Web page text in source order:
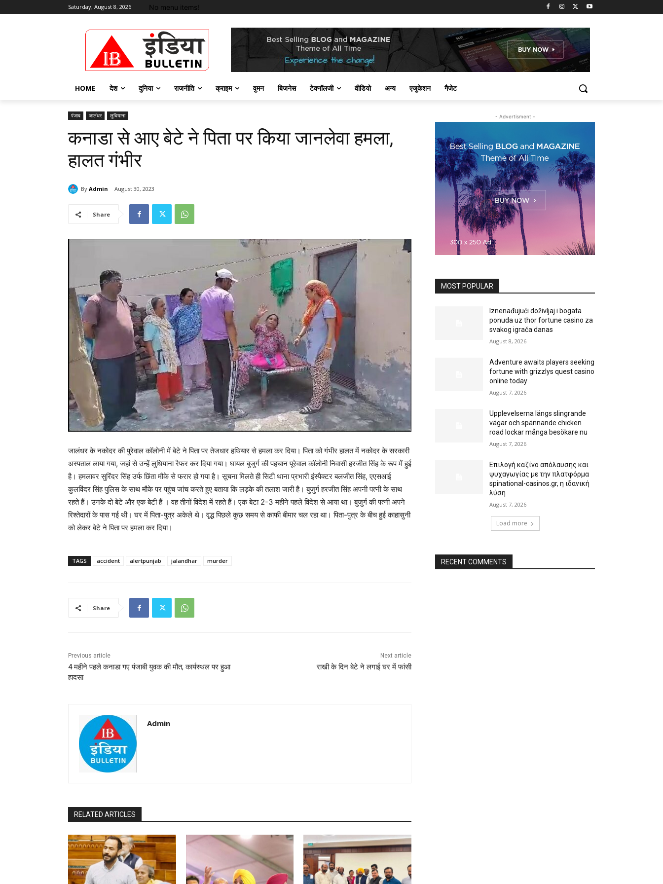
Saturday, August 8, 2026 No menu items!
HOME देश दुनिया राजनीति क्राइम वुमन बिजनेस टेक्नॉलजी वीडियो अन्य एजुकेशन गैजेट
पंजाब जालंधर लुधियाना
कनाडा से आए बेटे ने पिता पर किया जानलेवा हमला,
हालत गंभीर
By Admin August 30, 2023
Share
जालंधर के नकोदर की पुरेवाल कॉलोनी में बेटे ने पिता पर तेजधार हथियार से हमला कर दिया। पिता को गंभीर हालत में नकोदर के सरकारी
अस्पताल लाया गया, जहां से उन्हें लुधियाना रैफर कर दिया गया। घायल बुजुर्ग की पहचान पूरेवाल कॉलोनी निवासी हरजीत सिंह के रूप में हुई
है। हमलावर सुरिंदर सिंह उर्फ ​​छिंता मौके से फरार हो गया है। सूचना मिलते ही सिटी थाना प्रभारी इंस्पैक्टर बलजीत सिंह, एएसआई
कुलविंदर सिंह पुलिस के साथ मौके पर पहुंच जांच करते हुए बताया कि लड़के की तलाश जारी है। बुजुर्ग हरजीत सिंह अपनी पत्नी के साथ
रहते हैं। उनके दो बेटे और एक बेटी हैं । वह तीनों विदेश में रहते हैं। एक बेटा 2-3 महीने पहले विदेश से आया था। बुजुर्ग की पत्नी अपने
रिश्तेदारों के पास गई थी। घर में पिता-पुत्र अकेले थे। वृद्ध पिछले कुछ समय से काफी बीमार चल रहा था। पिता-पुत्र के बीच हुई काहासुनी
को लेकर बेटे ने पिता पर हमला कर दिया।
TAGS accident alertpunjab jalandhar murder
Share
Previous article
4 महीने पहले कनाडा गए पंजाबी युवक की मौत, कार्यस्थल पर हुआ
हादसा
Next article
राखी के दिन बेटे ने लगाई घर में फांसी
Admin
RELATED ARTICLES
- Advertisment -
MOST POPULAR
Iznenađujući doživljaj i bogata
ponuda uz thor fortune casino za
svakog igrača danas
August 8, 2026
Adventure awaits players seeking
fortune with grizzlys quest casino
online today
August 7, 2026
Upplevelserna längs slingrande
vägar och spännande chicken
road lockar många besökare nu
August 7, 2026
Επιλογή καζίνο απόλαυσης και
ψυχαγωγίας με την πλατφόρμα
spinational-casinos.gr, η ιδανική
λύση
August 7, 2026
Load more
RECENT COMMENTS